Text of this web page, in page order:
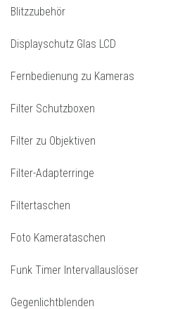
Produkt Verkäufe -/+
Phottix Strato II
Blitzzubehör
Displayschutz Glas LCD
Fernbedienung zu Kameras
Filter Schutzboxen
Filter zu Objektiven
Filter-Adapterringe
Filtertaschen
Foto Kamerataschen
Funk Timer Intervallauslöser
Gegenlichtblenden